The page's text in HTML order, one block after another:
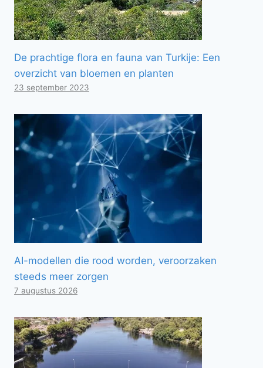
De prachtige flora en fauna van Turkije: Een
overzicht van bloemen en planten
23 september 2023
AI-modellen die rood worden, veroorzaken
steeds meer zorgen
7 augustus 2026